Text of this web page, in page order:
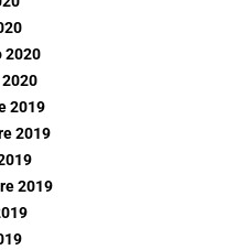
2020
2019
2019
2019